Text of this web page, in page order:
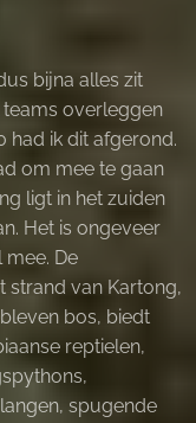
bijna alles zit
teams overleggen
had ik dit afgerond.
om mee te gaan
ligt in het zuiden
Het is ongeveer
De
strand van Kartong,
bos, biedt
reptielen,
spugende